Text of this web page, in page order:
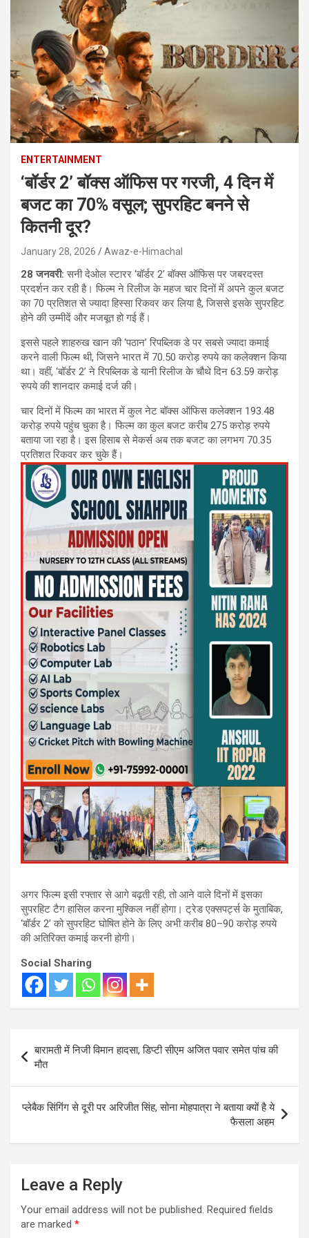
ENTERTAINMENT
‘बॉर्डर 2’ बॉक्स ऑफिस पर गरजी, 4 दिन में
बजट का 70% वसूल; सुपरहिट बनने से
कितनी दूर?
January 28, 2026 Awaz-e-Himachal
28 जनवरी: सनी देओल स्टारर ‘बॉर्डर 2’ बॉक्स ऑफिस पर जबरदस्त
प्रदर्शन कर रही है। फिल्म ने रिलीज के महज चार दिनों में अपने कुल बजट
का 70 प्रतिशत से ज्यादा हिस्सा रिकवर कर लिया है, जिससे इसके सुपरहिट
होने की उम्मीदें और मजबूत हो गई हैं।
इससे पहले शाहरुख खान की ‘पठान’ रिपब्लिक डे पर सबसे ज्यादा कमाई
करने वाली फिल्म थी, जिसने भारत में 70.50 करोड़ रुपये का कलेक्शन किया
था। वहीं, ‘बॉर्डर 2’ ने रिपब्लिक डे यानी रिलीज के चौथे दिन 63.59 करोड़
रुपये की शानदार कमाई दर्ज की।
चार दिनों में फिल्म का भारत में कुल नेट बॉक्स ऑफिस कलेक्शन 193.48
करोड़ रुपये पहुंच चुका है। फिल्म का कुल बजट करीब 275 करोड़ रुपये
बताया जा रहा है। इस हिसाब से मेकर्स अब तक बजट का लगभग 70.35
प्रतिशत रिकवर कर चुके हैं।
अगर फिल्म इसी रफ्तार से आगे बढ़ती रही, तो आने वाले दिनों में इसका
सुपरहिट टैग हासिल करना मुश्किल नहीं होगा। ट्रेड एक्सपर्ट्स के मुताबिक,
‘बॉर्डर 2’ को सुपरहिट घोषित होने के लिए अभी करीब 80–90 करोड़ रुपये
की अतिरिक्त कमाई करनी होगी।
Social Sharing
navigation
बारामती में निजी विमान हादसा, डिप्टी सीएम अजित पवार समेत पांच की
मौत
प्लेबैक सिंगिंग से दूरी पर अरिजीत सिंह, सोना मोहपात्रा ने बताया क्यों है ये
फैसला अहम
Leave a Reply
Your email address will not be published. Required fields
are marked *